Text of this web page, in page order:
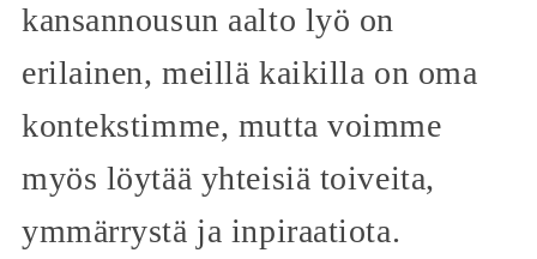
kansannousun aalto lyö on
erilainen, meillä kaikilla on oma
kontekstimme, mutta voimme
myös löytää yhteisiä toiveita,
ymmärrystä ja inpiraatiota.